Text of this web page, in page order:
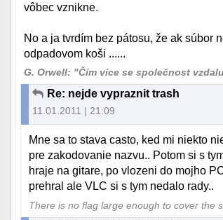
vôbec vznikne.
No a ja tvrdím bez pátosu, že ak súbor
odpadovom koši ......
G. Orwell: "Čím více se společnost
Re: nejde vypraznit trash
11.01.2011 | 21:09
Mne sa to stava casto, ked mi niekto
pre zakodovanie nazvu.. Potom si s
hraje na gitare, po vlozeni do mojho
prehral ale VLC si s tym nedalo rady..
There is no flag large enough to cover the